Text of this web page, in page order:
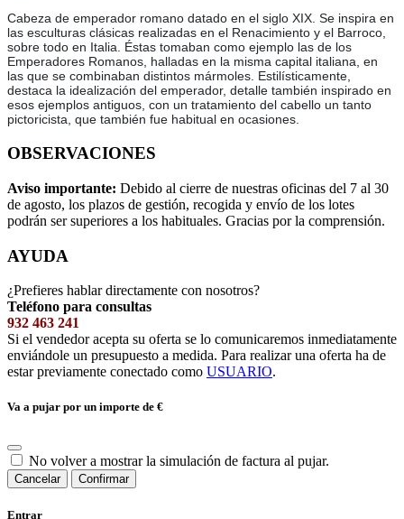
Cabeza de emperador romano datado en el siglo XIX. Se inspira en
las esculturas clásicas realizadas en el Renacimiento y el Barroco,
sobre todo en Italia. Éstas tomaban como ejemplo las de los
Emperadores Romanos, halladas en la misma capital italiana, en
las que se combinaban distintos mármoles. Estilísticamente,
destaca la idealización del emperador, detalle también inspirado en
esos ejemplos antiguos, con un tratamiento del cabello un tanto
pictoricista, que también fue habitual en ocasiones.
OBSERVACIONES
Aviso importante: Debido al cierre de nuestras oficinas del 7 al 30
de agosto, los plazos de gestión, recogida y envío de los lotes
podrán ser superiores a los habituales. Gracias por la comprensión.
AYUDA
¿Prefieres hablar directamente con nosotros?
Teléfono para consultas
932 463 241
Si el vendedor acepta su oferta se lo comunicaremos inmediatamente
enviándole un presupuesto a medida. Para realizar una oferta ha de
estar previamente conectado como USUARIO.
Va a pujar por un importe de €
No volver a mostrar la simulación de factura al pujar.
Cancelar Confirmar
Entrar